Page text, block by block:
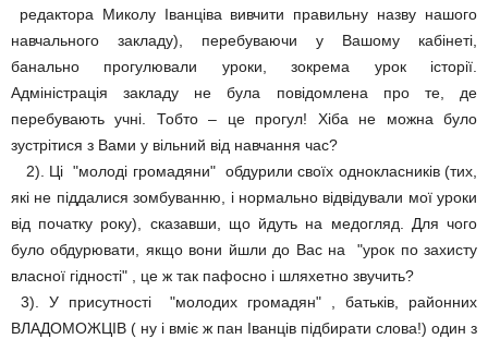
редактора Миколу Іванціва вивчити правильну назву нашого
навчального закладу), перебуваючи у Вашому кабінеті,
банально прогулювали уроки, зокрема урок історії.
Адміністрація закладу не була повідомлена про те, де
перебувають учні. Тобто – це прогул! Хіба не можна було
зустрітися з Вами у вільний від навчання час?
2). Ці "молоді громадяни" обдурили своїх однокласників (тих,
які не піддалися зомбуванню, і нормально відвідували мої уроки
від початку року), сказавши, що йдуть на медогляд. Для чого
було обдурювати, якщо вони йшли до Вас на "урок по захисту
власної гідності" , це ж так пафосно і шляхетно звучить?
3). У присутності "молодих громадян" , батьків, районних
ВЛАДОМОЖЦІВ ( ну і вміє ж пан Іванців підбирати слова!) один з